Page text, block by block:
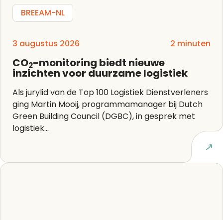
BREEAM-NL
3 augustus 2026 2 minuten
CO2-monitoring biedt nieuwe
inzichten voor duurzame logistiek
Als jurylid van de Top 100 Logistiek Dienstverleners
ging Martin Mooij, programmamanager bij Dutch
Green Building Council (DGBC), in gesprek met
logistiek...
Lees artikel